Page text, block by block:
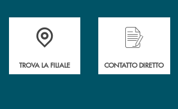
Accedi all' elenco completo delle filiali della Bcc
TROVA LA FILIALE
Hai bisogno di
CONTATTO DIRETTO